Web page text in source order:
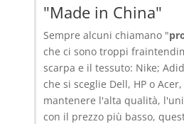
"Made in China"
Sempre alcuni chiamano "
che ci sono troppi
scarpa e il tessuto: Nike;
che si sceglie Dell, HP o
mantenere l'alta qualità,
con il prezzo più basso,